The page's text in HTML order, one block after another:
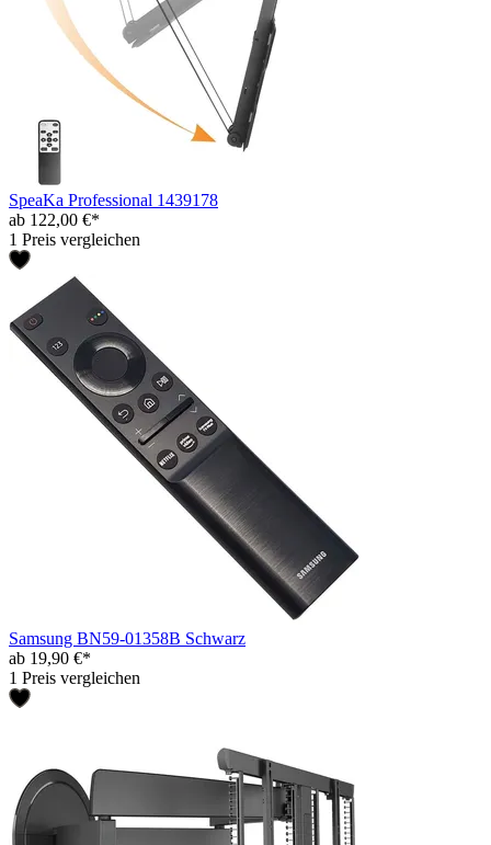
SpeaKa Professional 1439178
ab 122,00 €*
1 Preis vergleichen
Samsung BN59-01358B Schwarz
ab 19,90 €*
1 Preis vergleichen